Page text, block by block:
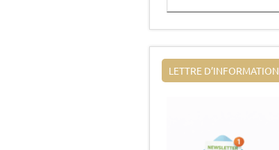
LETTRE D’INFORMATION